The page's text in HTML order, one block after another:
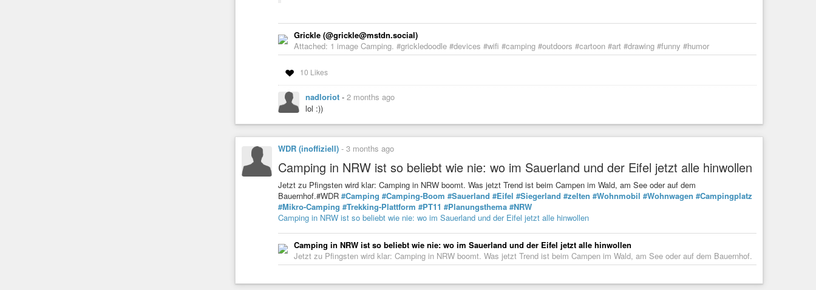
Grickle (@grickle@mstdn.social)
Attached: 1 image Camping. #grickledoodle #devices #wifi #camping #outdoors #cartoon #art #drawing #funny #humor
10 Likes
nadloriot - 2 months ago
lol :))
WDR (inoffiziell) - 3 months ago
Camping in NRW ist so beliebt wie nie: wo im Sauerland und der Eifel jetzt alle hinwollen
Jetzt zu Pfingsten wird klar: Camping in NRW boomt. Was jetzt Trend ist beim Campen im Wald, am See oder auf dem
Bauernhof.#WDR #Camping #Camping-Boom #Sauerland #Eifel #Siegerland #zelten #Wohnmobil #Wohnwagen #Campingplatz
#Mikro-Camping #Trekking-Plattform #PT11 #Planungsthema #NRW
Camping in NRW ist so beliebt wie nie: wo im Sauerland und der Eifel jetzt alle hinwollen
Camping in NRW ist so beliebt wie nie: wo im Sauerland und der Eifel jetzt alle hinwollen
Jetzt zu Pfingsten wird klar: Camping in NRW boomt. Was jetzt Trend ist beim Campen im Wald, am See oder auf dem Bauernhof.